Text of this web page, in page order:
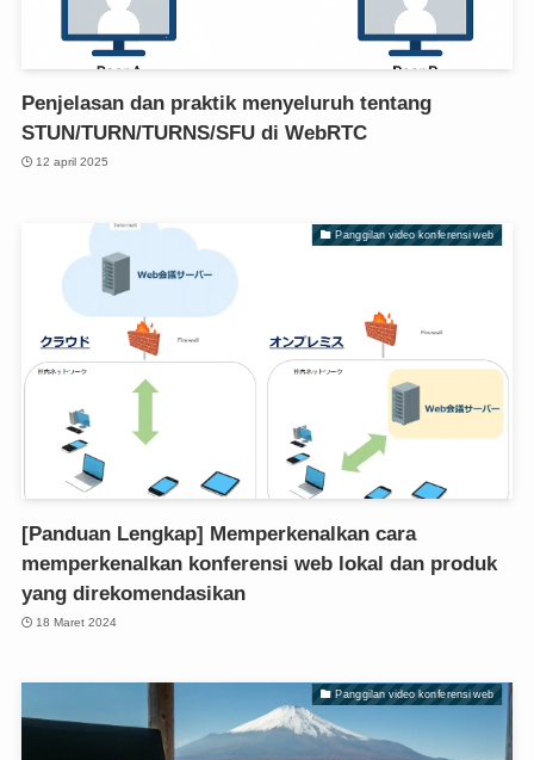
Penjelasan dan praktik menyeluruh tentang
STUN/TURN/TURNS/SFU di WebRTC
12 april 2025
Panggilan video konferensi web
[Panduan Lengkap] Memperkenalkan cara
memperkenalkan konferensi web lokal dan produk
yang direkomendasikan
18 Maret 2024
Panggilan video konferensi web